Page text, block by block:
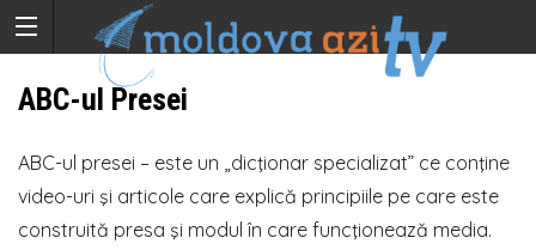
ABC-ul Presei
ABC-ul presei – este un „dicţionar specializat” ce conţine
video-uri şi articole care explică principiile pe care este
construită presa şi modul în care funcţionează media.